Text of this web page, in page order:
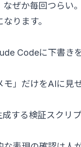
ぜか毎回つらい
ります。
Codeに下書き
」だけをAIに見
する検証スクリ